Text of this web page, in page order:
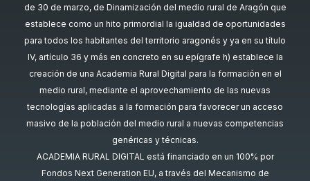
de 30 de marzo, de Dinamización del medio rural de Aragón que
establece como un hito primordial la igualdad de oportunidades
para todos los habitantes del territorio aragonés y ya en su título
IV, artículo 36 y más en concreto en su epígrafe h) establece la
creación de una Academia Rural Digital para la formación en el
medio rural, mediante el aprovechamiento de las nuevas
tecnologías aplicadas a la formación para favorecer un acceso
masivo de la población del medio rural a nuevas competencias
genéricas y técnicas.
ACADEMIA RURAL DIGITAL está financiado en un 100% por
Fondos Next Generation EU, a través del Mecanismo de